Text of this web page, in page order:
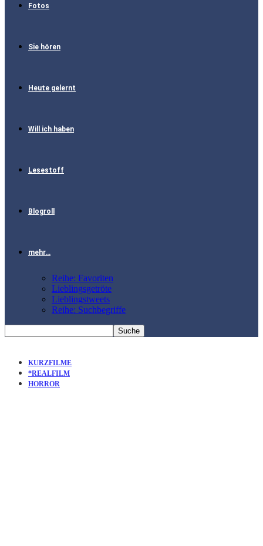
Fotos
Sie hören
Heute gelernt
Will ich haben
Lesestoff
Blogroll
mehr…
Reihe: Favoriten
Lieblingsgetröte
Lieblingstweets
Reihe: Suchbegriffe
KURZFILME
*REALFILM
HORROR